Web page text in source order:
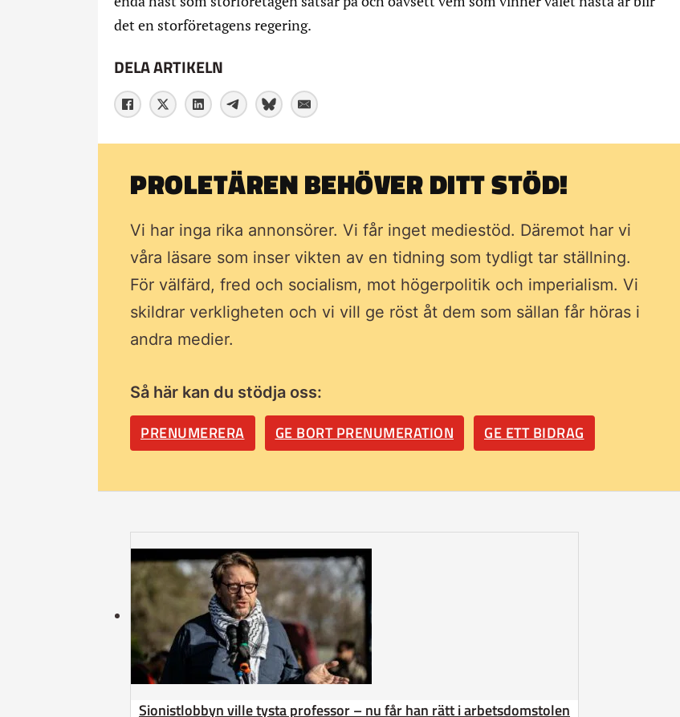
det en storföretagens regering.
DELA ARTIKELN
PROLETÄREN BEHÖVER DITT STÖD!
Vi har inga rika annonsörer. Vi får inget mediestöd. Däremot har vi
våra läsare som inser vikten av en tidning som tydligt tar ställning.
För välfärd, fred och socialism, mot högerpolitik och imperialism. Vi
skildrar verkligheten och vi vill ge röst åt dem som sällan får höras i
andra medier.
Så här kan du stödja oss:
PRENUMERERA GE BORT PRENUMERATION GE ETT BIDRAG
Sionistlobbyn ville tysta professor – nu får han rätt i arbetsdomstolen